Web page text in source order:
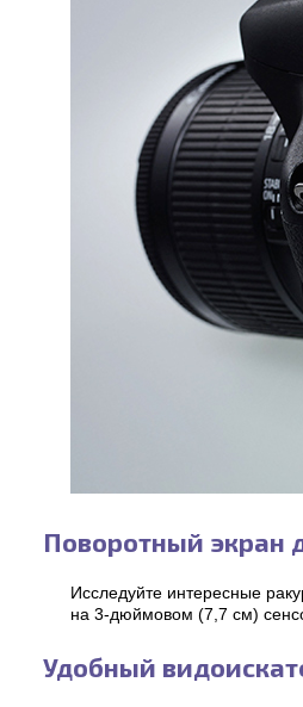
Поворотный экран
Исследуйте интересные
на 3-дюймовом (7,7 см)
Удобный